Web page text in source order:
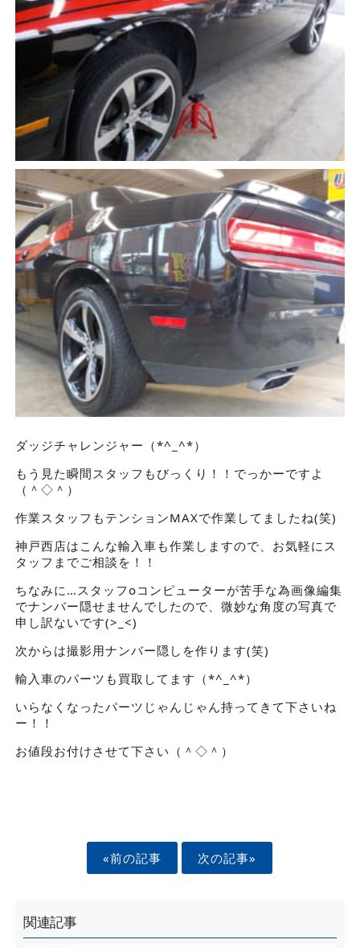
ダッジチャレンジャー（*^_^*）
もう見た瞬間スタッフもびっくり！！でっかーですよ
（＾◇＾）
作業スタッフもテンションMAXで作業してましたね(笑)
神戸西店はこんな輸入車も作業しますので、お気軽にス
タッフまでご相談を！！
ちなみに…スタッフoコンピューターが苦手な為画像編集
でナンバー隠せませんでしたので、微妙な角度の写真で
申し訳ないです(>_<)
次からは撮影用ナンバー隠しを作ります(笑)
輸入車のパーツも買取してます（*^_^*）
いらなくなったパーツじゃんじゃん持ってきて下さいね
ー！！
お値段お付けさせて下さい（＾◇＾）
«前の記事 次の記事»
関連記事